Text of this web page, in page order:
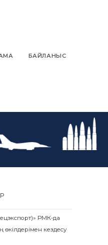
БАЙЛАНЫС
РМК-да
кездесу